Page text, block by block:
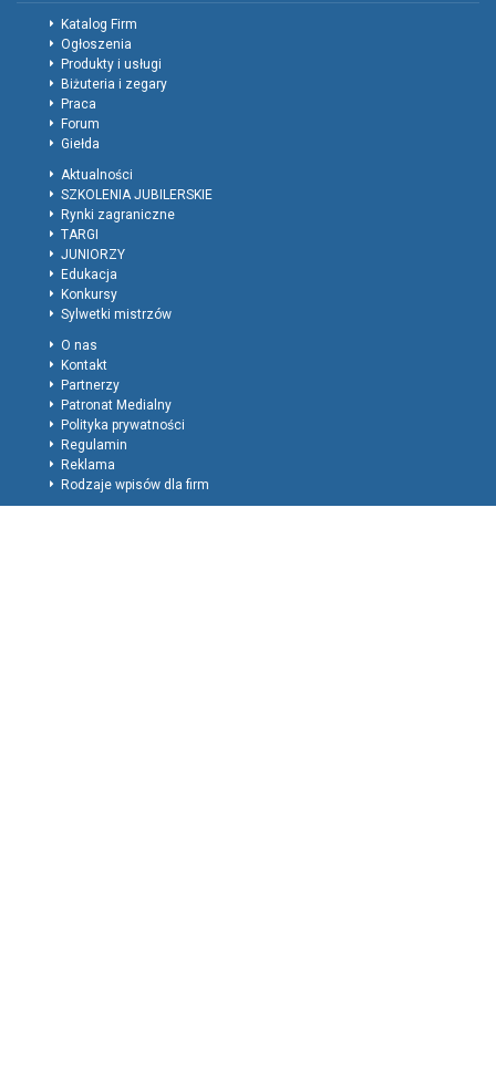
Katalog Firm
Ogłoszenia
Produkty i usługi
Biżuteria i zegary
Praca
Forum
Giełda
Aktualności
SZKOLENIA JUBILERSKIE
Rynki zagraniczne
TARGI
JUNIORZY
Edukacja
Konkursy
Sylwetki mistrzów
O nas
Kontakt
Partnerzy
Patronat Medialny
Polityka prywatności
Regulamin
Reklama
Rodzaje wpisów dla firm